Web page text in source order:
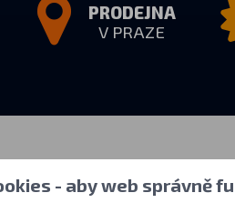
PRODEJNA
V PRAZE
Osobní vyzvednutí
- aby web správně